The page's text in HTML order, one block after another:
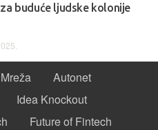
buduće ljudske kolonije
Mreža
Autonet
Idea Knockout
Future of Fintech